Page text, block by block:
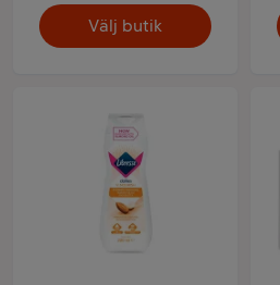
Välj butik